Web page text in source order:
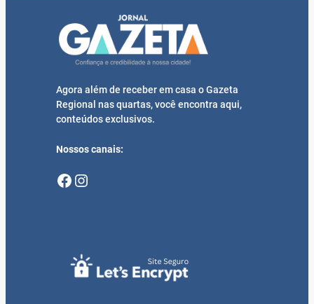
Agora além de receber em casa o Gazeta
Regional nas quartas, você encontra aqui,
conteúdos exclusivos.
Nossos canais:
Facebook Instagram